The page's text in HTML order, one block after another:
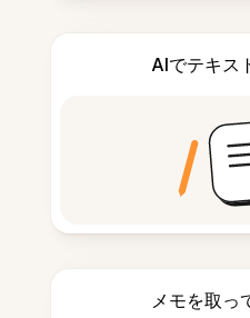
AIでテキス
メモを取っ